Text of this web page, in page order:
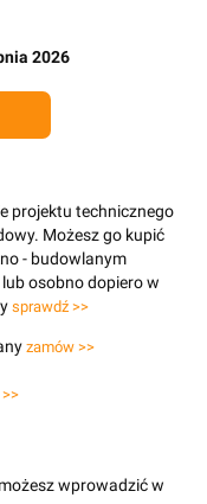
2026
projektu technicznego
Możesz go kupić
- budowlanym
osobno dopiero w
sprawdź >>
zamów >>
wprowadzić w